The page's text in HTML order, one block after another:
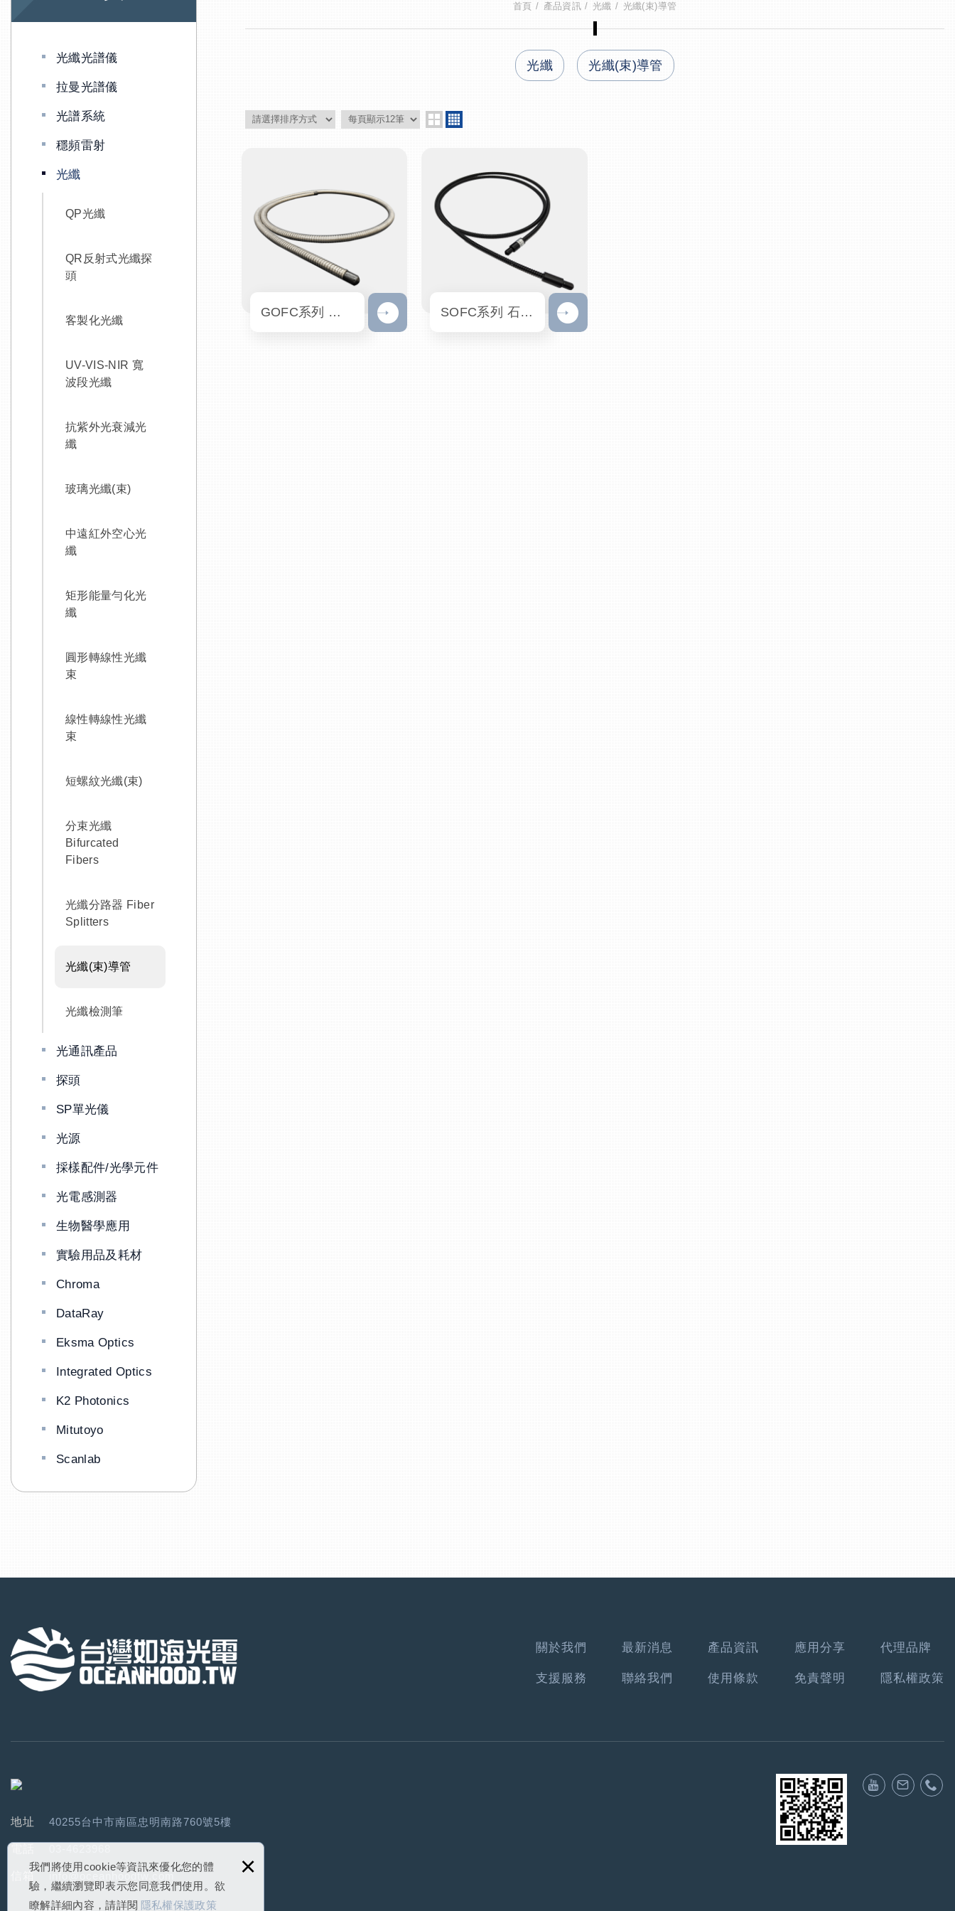
我們將使用cookie等資訊來優化您的體
驗，繼續瀏覽即表示您同意我們使用。欲
瞭解詳細內容，請詳閱 隱私權保護政策
×
光纖光譜儀
拉曼光譜儀
光譜系統
穩頻雷射
光纖
QP光纖
QR反射式光纖探
頭
客製化光纖
UV-VIS-NIR 寬
波段光纖
抗紫外光衰減光
纖
玻璃光纖(束)
中遠紅外空心光
纖
矩形能量勻化光
纖
圓形轉線性光纖
束
線性轉線性光纖
束
短螺紋光纖(束)
分束光纖
Bifurcated
Fibers
光纖分路器 Fiber
Splitters
光纖(束)導管
光纖檢測筆
光通訊產品
探頭
SP單光儀
光源
採樣配件/光學元件
光電感測器
生物醫學應用
實驗用品及耗材
Chroma
DataRay
Eksma Optics
Integrated Optics
K2 Photonics
Mitutoyo
Scanlab
首頁 產品資訊 光纖 光纖(束)導管
光纖 光纖(束)導管
GOFC系列 光纖束光源導管 SOFC系列 石英光纖導管
關於我們
支援服務
最新消息
聯絡我們
產品資訊
使用條款
應用分享
免責聲明
代理品牌
隱私權政策
地址 40255台中市南區忠明南路760號5樓
信箱 info@oceanhoodtw.com